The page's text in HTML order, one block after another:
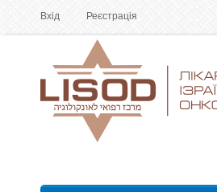
Вхід Реєстрація